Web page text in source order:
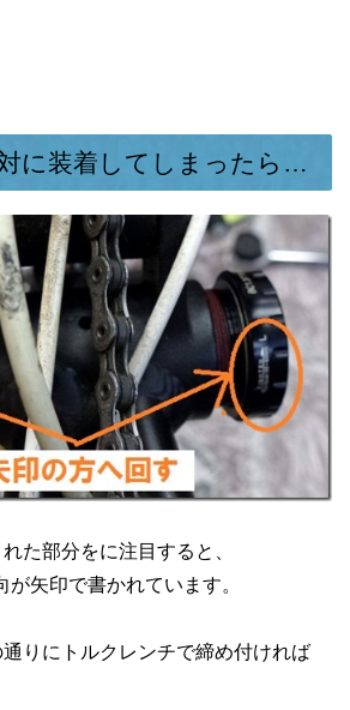
に装着してしまったら…
た部分をに注目すると、
が矢印で書かれています。
りにトルクレンチで締め付ければ